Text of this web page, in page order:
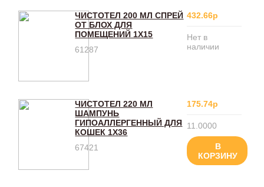
ЧИСТОТЕЛ 200 МЛ СПРЕЙ
ОТ БЛОХ ДЛЯ
ПОМЕЩЕНИЙ 1X15
61287
432.66р
Нет в
наличии
ЧИСТОТЕЛ 220 МЛ
ШАМПУНЬ
ГИПОАЛЛЕРГЕННЫЙ ДЛЯ
КОШЕК 1Х36
67421
175.74р
11.0000
В
КОРЗИНУ